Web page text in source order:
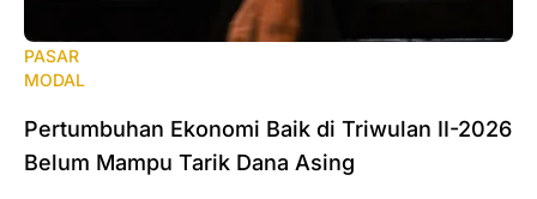
PASAR
MODAL
‎Pertumbuhan Ekonomi Baik di Triwulan II-2026
Belum Mampu Tarik Dana Asing